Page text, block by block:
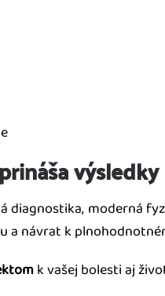
výsledky
diagnostika, moderná
a návrat k
k vašej bolesti aj